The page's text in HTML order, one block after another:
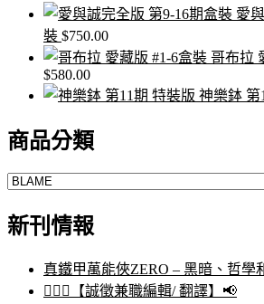
愛
裝 $750.00
哥布拉
$580.00
神樂鉢 第
商品分類
新刊情報
真鐵甲萬能俠ZERO – 黑暗、哲學
🙋🏻‍♀️【誠徵兼職編輯/ 翻譯】📢